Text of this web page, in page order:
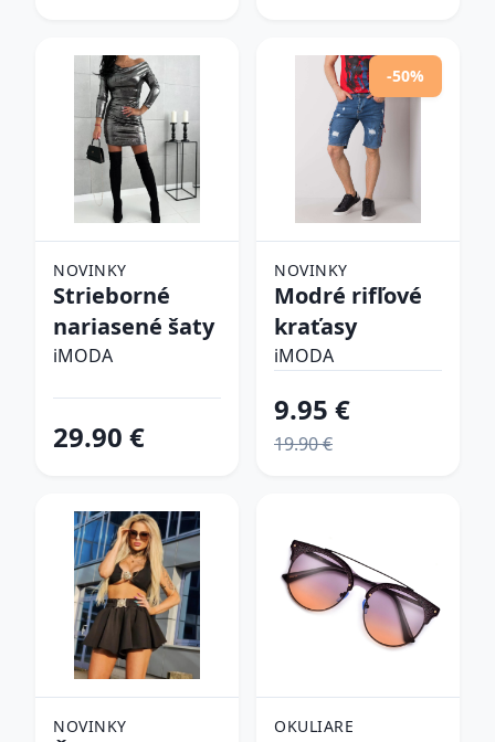
NOVINKY
Strieborné
nariasené šaty
iMODA
29.90 €
-50%
NOVINKY
Modré rifľové
kraťasy
iMODA
9.95 €
19.90 €
NOVINKY OKULIARE